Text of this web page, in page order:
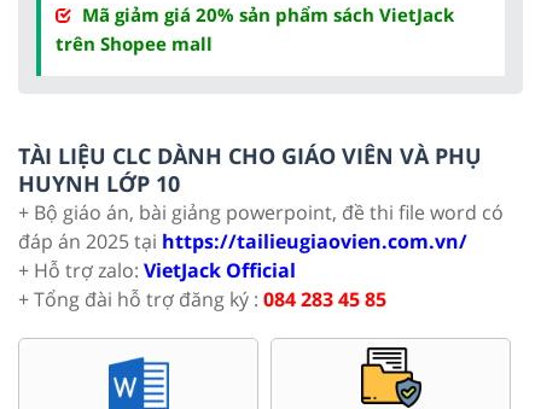
Mã giảm giá 20% sản phẩm sách VietJack
trên Shopee mall
TÀI LIỆU CLC DÀNH CHO GIÁO VIÊN VÀ PHỤ
HUYNH LỚP 10
+ Bộ giáo án, bài giảng powerpoint, đề thi file word có
đáp án 2025 tại https://tailieugiaovien.com.vn/
+ Hỗ trợ zalo: VietJack Official
+ Tổng đài hỗ trợ đăng ký : 084 283 45 85